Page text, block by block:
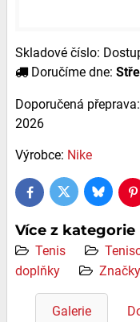
Skladové číslo:
Doručíme dne:
2026
Výrobce: Nike
FacebookTwitter Bluesky
Více z kategorie
Tenis
doplňky
Značky
Galerie